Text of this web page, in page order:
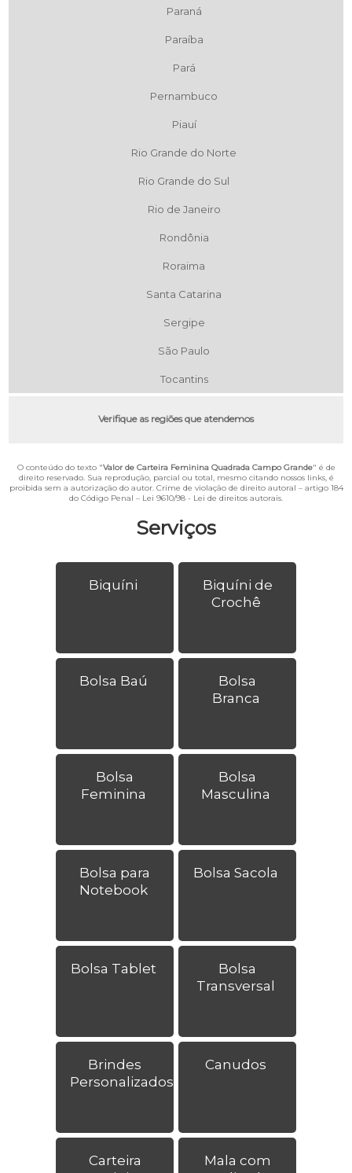
Serviços
Biquíni
Biquíni de
Crochê
Bolsa Baú
Bolsa
Branca
Bolsa
Feminina
Bolsa
Masculina
Bolsa para
Notebook
Bolsa Sacola
Bolsa Tablet
Bolsa
Transversal
Brindes
Personalizados
Canudos
Carteira
Mala com
Paraná
Paraíba
Pará
Pernambuco
Piauí
Rio Grande do Norte
Rio Grande do Sul
Rio de Janeiro
Rondônia
Roraima
Santa Catarina
Sergipe
São Paulo
Tocantins
Verifique as regiões que atendemos
O conteúdo do texto "Valor de Carteira Feminina Quadrada Campo Grande" é de
direito reservado. Sua reprodução, parcial ou total, mesmo citando nossos links, é
proibida sem a autorização do autor. Crime de violação de direito autoral – artigo 184
do Código Penal – Lei 9610/98 - Lei de direitos autorais.